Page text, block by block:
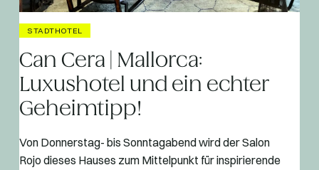
STADTHOTEL
Can Cera | Mallorca:
Luxushotel und ein echter
Geheimtipp!
Von Donnerstag- bis Sonntagabend wird der Salon
Rojo dieses Hauses zum Mittelpunkt für inspirierende